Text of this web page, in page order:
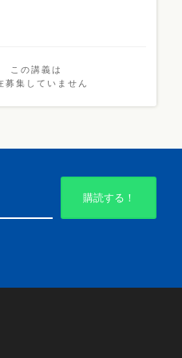
この講義は
募集していません
購読する！